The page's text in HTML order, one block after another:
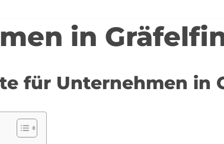
in
für Unternehmen in